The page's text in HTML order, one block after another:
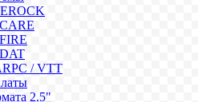
/ VTT
2.5"